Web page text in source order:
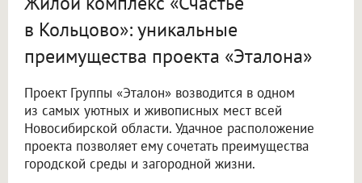
в Кольцово»: уникальные
преимущества проекта «Эталона»
Проект Группы «Эталон» возводится в одном
из самых уютных и живописных мест всей
Новосибирской области. Удачное расположение
проекта позволяет ему сочетать преимущества
городской среды и загородной жизни.